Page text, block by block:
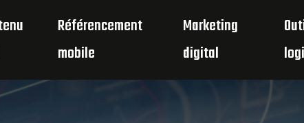
Référencement
mobile
Marketing
digital